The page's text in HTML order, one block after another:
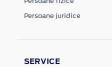
Persoane juridice
SERVICE